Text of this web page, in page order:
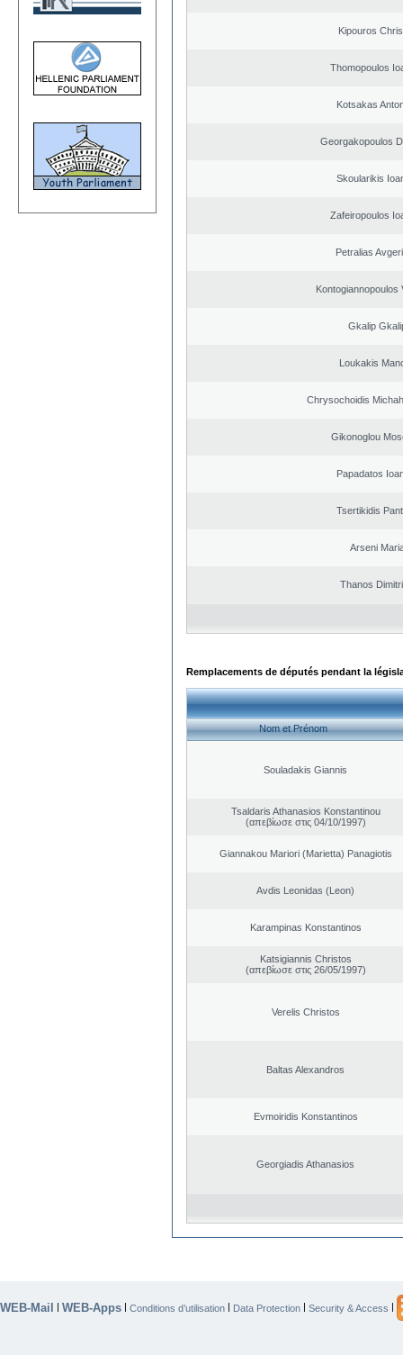
Kipouros
Thomopoulos
Kotsakas
Georgakopoulos
Skoularikis
Zafeiropoulos
Petralias
Kontogiannopoulos
Gkalip
Loukakis
Chrysochoidis
Gikonoglou
Papadatos
Tsertikidis
Arseni
Thanos
Remplacements de députés pendant la
Nom et Prénom
Souladakis Giannis
Tsaldaris Athanasios Konstantinou
(απεβίωσε στις 04/10/1997)
Giannakou Mariori (Marietta) Panagiotis
Avdis Leonidas (Leon)
Karampinas Konstantinos
Katsigiannis Christos
(απεβίωσε στις 26/05/1997)
Verelis Christos
Baltas Alexandros
Evmoiridis Konstantinos
Georgiadis Athanasios
WEB-Mail | WEB-Apps | Conditions d’utilisation | Data Protection | Security & Access |